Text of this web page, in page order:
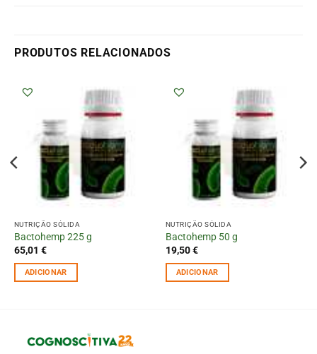
PRODUTOS RELACIONADOS
NUTRIÇÃO SÓLIDA
Bactohemp 225 g
65,01 €
ADICIONAR
NUTRIÇÃO SÓLIDA
Bactohemp 50 g
19,50€
ADICIONAR